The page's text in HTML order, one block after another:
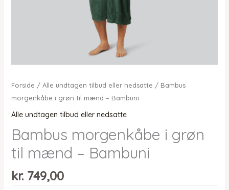
Forside / Alle undtagen tilbud eller nedsatte / Bambus
morgenkåbe i grøn til mænd – Bambuni
Alle undtagen tilbud eller nedsatte
Bambus morgenkåbe i grøn
til mænd – Bambuni
kr.749,00